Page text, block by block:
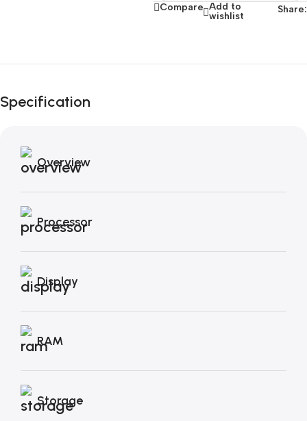
Compare Add to
wishlist
Share:
Black Friday di
Specification
Overview
Processor
Display
RAM
Storage